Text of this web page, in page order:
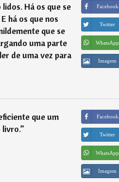
Há os que se
há os que nos
que se
uma parte
de uma vez para
Facebook
Twitter
WhatsApp
Imagem
que um
livro.”
Facebook
Twitter
WhatsApp
Imagem